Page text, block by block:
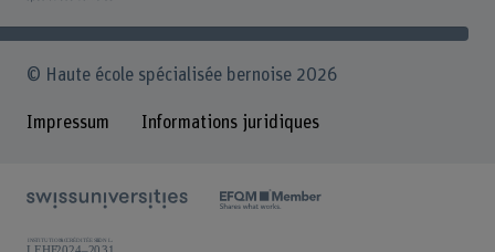
© Haute école spécialisée bernoise 2026
Impressum Informations juridiques